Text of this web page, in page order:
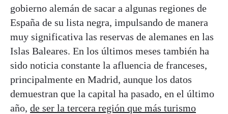
gobierno alemán de sacar a algunas regiones de
España de su lista negra, impulsando de manera
muy significativa las reservas de alemanes en las
Islas Baleares. En los últimos meses también ha
sido noticia constante la afluencia de franceses,
principalmente en Madrid, aunque los datos
demuestran que la capital ha pasado, en el último
año, de ser la tercera región que más turismo